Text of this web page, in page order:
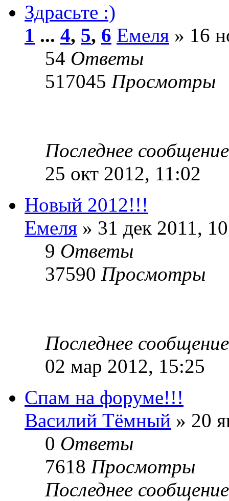
Здрасьте :)
1 ... 4, 5, 6 Емеля » 16
54 Ответы
517045 Просмотры
Последнее
25 окт 2012, 11:02
Новый 2012!!!
Емеля » 31 дек 2011,
9 Ответы
37590 Просмотры
Последнее
02 мар 2012, 15:25
Спам на форуме!!!
Василий Тёмный » 20
0 Ответы
7618 Просмотры
Последнее